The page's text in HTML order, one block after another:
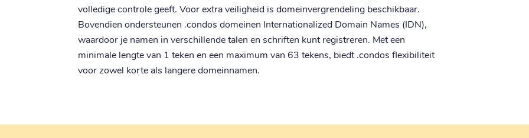
volledige controle geeft. Voor extra veiligheid is domeinvergrendeling beschikbaar.
Bovendien ondersteunen .condos domeinen Internationalized Domain Names (IDN),
waardoor je namen in verschillende talen en schriften kunt registreren. Met een
minimale lengte van 1 teken en een maximum van 63 tekens, biedt .condos flexibiliteit
voor zowel korte als langere domeinnamen.